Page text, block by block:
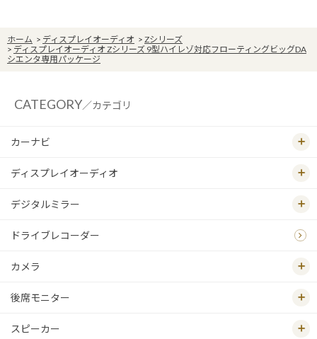
ホーム > ディスプレイオーディオ > Zシリーズ
> ディスプレイオーディオ Zシリーズ 9型ハイレゾ対応フローティングビッグDA
シエンタ専用パッケージ
CATEGORY／カテゴリ
カーナビ
ディスプレイオーディオ
デジタルミラー
ドライブレコーダー
カメラ
後席モニター
スピーカー